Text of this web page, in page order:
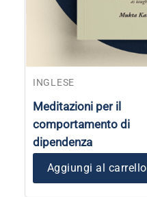
INGLESE
Meditazioni per il
comportamento di
dipendenza
Aggiungi al carrello